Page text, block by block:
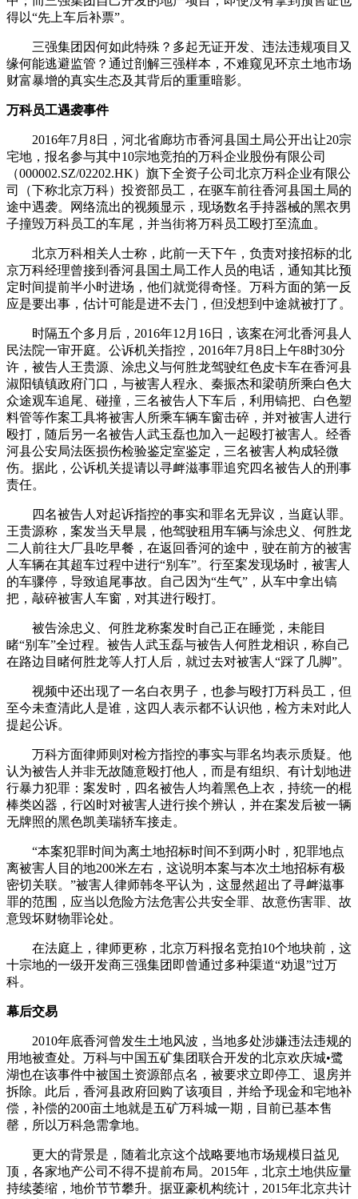
得以“先上车后补票”。
三强集团因何如此特殊？多起无证开发、违法违规项目又
缘何能逃避监管？通过剖解三强样本，不难窥见环京土地市场
财富暴增的真实生态及其背后的重重暗影。
万科员工遇袭事件
2016年7月8日，河北省廊坊市香河县国土局公开出让20宗
宅地，报名参与其中10宗地竞拍的万科企业股份有限公司
（000002.SZ/02202.HK）旗下全资子公司北京万科企业有限公
司（下称北京万科）投资部员工，在驱车前往香河县国土局的
途中遇袭。网络流出的视频显示，现场数名手持器械的黑衣男
子撞毁万科员工的车尾，并当街将万科员工殴打至流血。
北京万科相关人士称，此前一天下午，负责对接招标的北
京万科经理曾接到香河县国土局工作人员的电话，通知其比预
定时间提前半小时进场，他们就觉得奇怪。万科方面的第一反
应是要出事，估计可能是进不去门，但没想到中途就被打了。
时隔五个多月后，2016年12月16日，该案在河北香河县人
民法院一审开庭。公诉机关指控，2016年7月8日上午8时30分
许，被告人王贵源、涂忠义与何胜龙驾驶红色皮卡车在香河县
淑阳镇镇政府门口，与被害人程永、秦振杰和梁萌所乘白色大
众途观车追尾、碰撞，三名被告人下车后，利用镐把、白色塑
料管等作案工具将被害人所乘车辆车窗击碎，并对被害人进行
殴打，随后另一名被告人武玉磊也加入一起殴打被害人。经香
河县公安局法医损伤检验鉴定室鉴定，三名被害人构成轻微
伤。据此，公诉机关提请以寻衅滋事罪追究四名被告人的刑事
责任。
四名被告人对起诉指控的事实和罪名无异议，当庭认罪。
王贵源称，案发当天早晨，他驾驶租用车辆与涂忠义、何胜龙
二人前往大厂县吃早餐，在返回香河的途中，驶在前方的被害
人车辆在其超车过程中进行“别车”。行至案发现场时，被害人
的车骤停，导致追尾事故。自己因为“生气”，从车中拿出镐
把，敲碎被害人车窗，对其进行殴打。
被告涂忠义、何胜龙称案发时自己正在睡觉，未能目
睹“别车”全过程。被告人武玉磊与被告人何胜龙相识，称自己
在路边目睹何胜龙等人打人后，就过去对被害人“踩了几脚”。
视频中还出现了一名白衣男子，也参与殴打万科员工，但
至今未查清此人是谁，这四人表示都不认识他，检方未对此人
提起公诉。
万科方面律师则对检方指控的事实与罪名均表示质疑。他
认为被告人并非无故随意殴打他人，而是有组织、有计划地进
行暴力犯罪：案发时，四名被告人均着黑色上衣，持统一的棍
棒类凶器，行凶时对被害人进行挨个辨认，并在案发后被一辆
无牌照的黑色凯美瑞轿车接走。
“本案犯罪时间为离土地招标时间不到两小时，犯罪地点
离被害人目的地200米左右，这说明本案与本次土地招标有极
密切关联。”被害人律师韩冬平认为，这显然超出了寻衅滋事
罪的范围，应当以危险方法危害公共安全罪、故意伤害罪、故
意毁坏财物罪论处。
在法庭上，律师更称，北京万科报名竞拍10个地块前，这
十宗地的一级开发商三强集团即曾通过多种渠道“劝退”过万
科。
幕后交易
2010年底香河曾发生土地风波，当地多处涉嫌违法违规的
用地被查处。万科与中国五矿集团联合开发的北京欢庆城•鹭
湖也在该事件中被国土资源部点名，被要求立即停工、退房并
拆除。此后，香河县政府回购了该项目，并给予现金和宅地补
偿，补偿的200亩土地就是五矿万科城一期，目前已基本售
罄，所以万科急需拿地。
更大的背景是，随着北京这个战略要地市场规模日益见
顶，各家地产公司不得不提前布局。2015年，北京土地供应量
持续萎缩，地价节节攀升。据亚豪机构统计，2015年北京共计